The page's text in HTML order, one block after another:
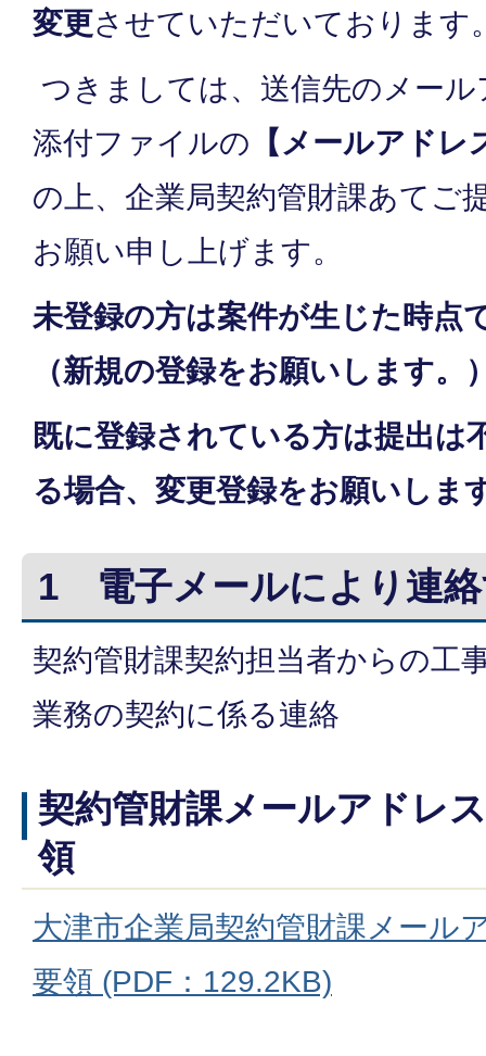
変更させていただいております
つきましては、送信先のメー
添付ファイルの 【メールアドレ
の上、企業局契約管財課あてご
お願い申し上げます。
未登録の方は案件が生じた時点
（新規の登録をお願いします。
既に登録されている方は提出は
る場合、変更登録をお願いしま
1 電子メールにより連
契約管財課契約担当者からの工
業務の契約に係る連絡
契約管財課メールアドレ
領
大津市企業局契約管財課メール
要領 (PDF：129.2KB)